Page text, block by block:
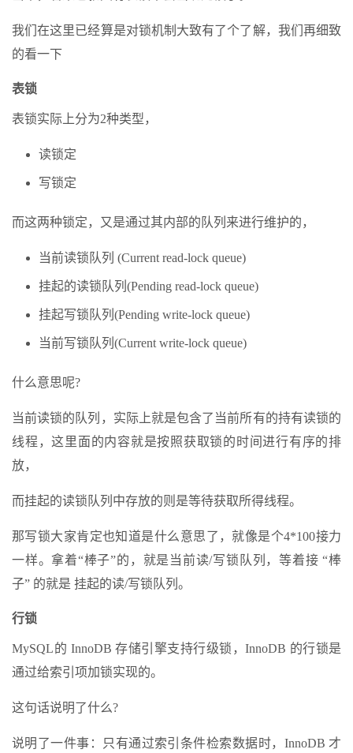
我们在这里已经算是对锁机制大致有了个了解，我们再细致
的看一下
表锁
表锁实际上分为2种类型，
读锁定
写锁定
而这两种锁定，又是通过其内部的队列来进行维护的，
当前读锁队列 (Current read-lock queue)
挂起的读锁队列(Pending read-lock queue)
挂起写锁队列(Pending write-lock queue)
当前写锁队列(Current write-lock queue)
什么意思呢?
当前读锁的队列，实际上就是包含了当前所有的持有读锁的
线程，这里面的内容就是按照获取锁的时间进行有序的排
放，
而挂起的读锁队列中存放的则是等待获取所得线程。
那写锁大家肯定也知道是什么意思了，就像是个4*100接力
一样。拿着“棒子”的，就是当前读/写锁队列，等着接 “棒
子” 的就是 挂起的读/写锁队列。
行锁
MySQL的 InnoDB 存储引擎支持行级锁，InnoDB 的行锁是
通过给索引项加锁实现的。
这句话说明了什么?
说明了一件事：只有通过索引条件检索数据时，InnoDB 才